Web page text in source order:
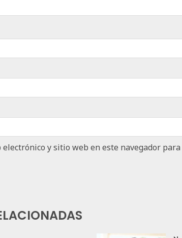
y sitio web en este navegador